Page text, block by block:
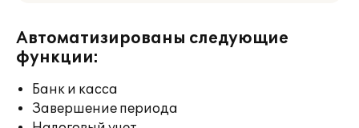
Автоматизированы следующие
функции:
Банк и касса
Завершение периода